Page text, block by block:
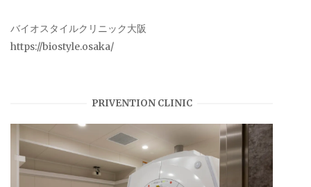
バイオスタイルクリニック大阪
https://biostyle.osaka/
PRIVENTION CLINIC